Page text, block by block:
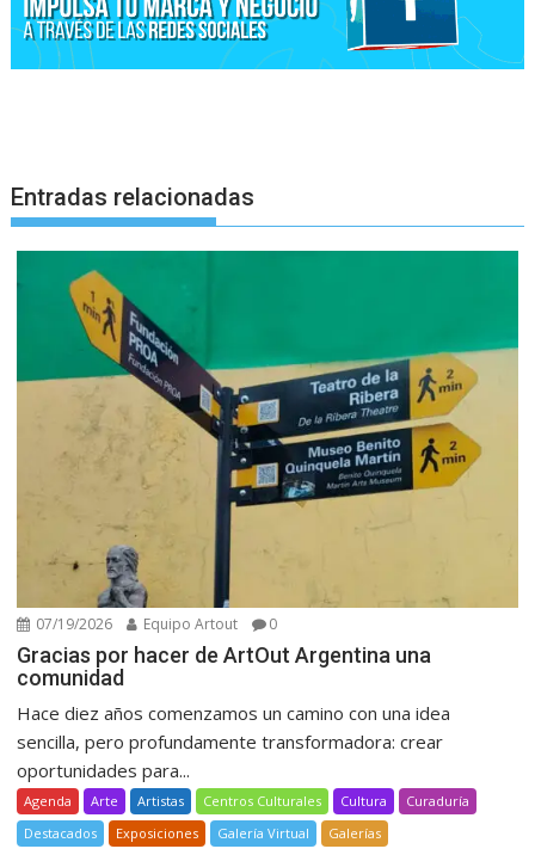
Entradas relacionadas
07/19/2026 Equipo Artout 0
Gracias por hacer de ArtOut Argentina una
comunidad
Hace diez años comenzamos un camino con una idea
sencilla, pero profundamente transformadora: crear
oportunidades para...
Agenda Arte Artistas Centros Culturales Cultura
Curaduría
Destacados
Exposiciones Galería Virtual Galerías